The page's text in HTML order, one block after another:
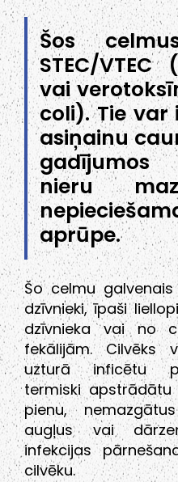
Šos
STEC/
vai
coli). Tie var
asiņainu
nieru
aprūpe.
Šo celmu
dzīvnieki, īpaši
dzīvnieka vai no
fekālijām. Cilvēks
uzturā inficētu
termiski apstrādātu
pienu,
augļus vai
infekcijas
cilvēku.